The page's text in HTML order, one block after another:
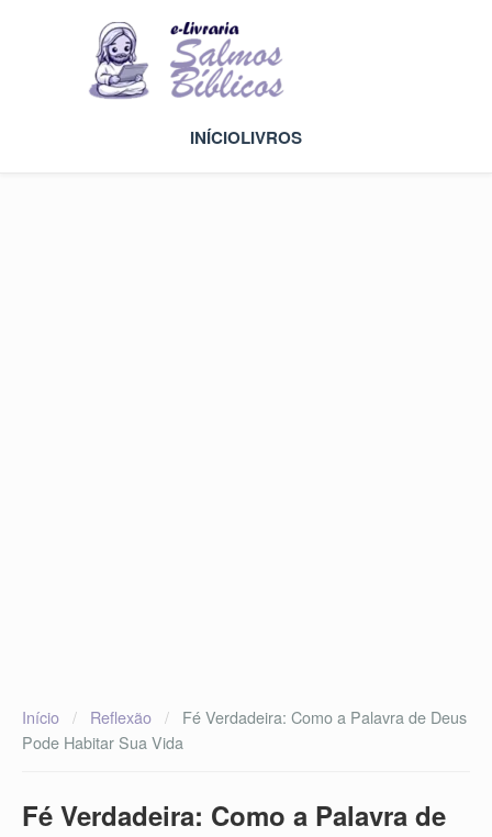
INÍCIOLIVROS
Início / Reflexão /
Fé Verdadeira: Como a Palavra de Deus
Pode Habitar Sua Vida
Fé Verdadeira: Como a Palavra de